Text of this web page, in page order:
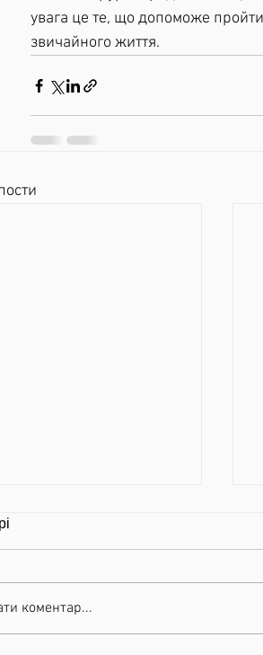
увага це те, що допоможе
звичайного життя.
(жировики)
коментар...